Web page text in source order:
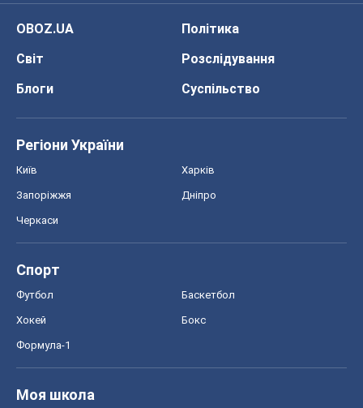
OBOZ.UA
Політика
Світ
Розслідування
Блоги
Суспільство
Регіони України
Київ Харків
Запоріжжя Дніпро
Черкаси
Спорт
Футбол Баскетбол
Хокей Бокс
Формула-1
Моя школа